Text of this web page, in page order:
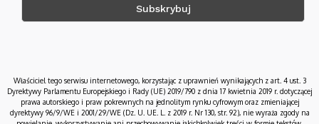
Właściciel tego serwisu internetowego, korzystając z uprawnień wynikających z art. 4 ust. 3
Dyrektywy Parlamentu Europejskiego i Rady (UE) 2019/790 z dnia 17 kwietnia 2019 r. dotyczącej
prawa autorskiego i praw pokrewnych na jednolitym rynku cyfrowym oraz zmieniającej
dyrektywy 96/9/WE i 2001/29/WE (Dz. U. UE. L. z 2019 r. Nr 130, str. 92), nie wyraża zgody na